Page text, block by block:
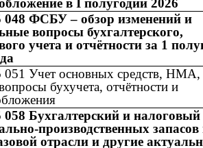
в I полугодии 2026
048 ФСБУ – обзор изменений и
вопросы бухгалтерского,
учета и отчётности за 1
051 Учет основных средств,
бухучета, отчётности и
058 Бухгалтерский и налоговый
производственных запасов
отрасли и другие